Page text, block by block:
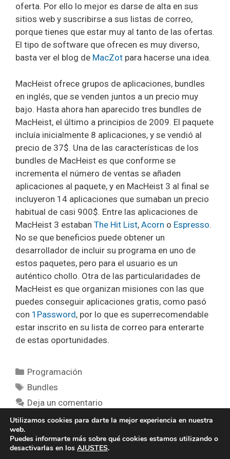
oferta. Por ello lo mejor es darse de alta en sus
sitios web y suscribirse a sus listas de correo,
porque tienes que estar muy al tanto de las ofertas.
El tipo de software que ofrecen es muy diverso,
basta ver el blog de MacZot para hacerse una idea.
MacHeist ofrece grupos de aplicaciones, bundles
en inglés, que se venden juntos a un precio muy
bajo. Hasta ahora han aparecido tres bundles de
MacHeist, el último a principios de 2009. El paquete
incluía inicialmente 8 aplicaciones, y se vendió al
precio de 37$. Una de las características de los
bundles de MacHeist es que conforme se
incrementa el número de ventas se añaden
aplicaciones al paquete, y en MacHeist 3 al final se
incluyeron 14 aplicaciones que sumaban un precio
habitual de casi 900$. Entre las aplicaciones de
MacHeist 3 estaban The Hit List, Acorn o Espresso.
No se que beneficios puede obtener un
desarrollador de incluir su programa en uno de
estos paquetes, pero para el usuario es un
auténtico chollo. Otra de las particularidades de
MacHeist es que organizan misiones con las que
puedes conseguir aplicaciones gratis, como pasó
con 1Password, por lo que es superrecomendable
estar inscrito en su lista de correo para enterarte
de estas oportunidades.
Categorías
Programación
Etiquetas
Bundles
Deja un comentario
Utilizamos cookies para darte la mejor experiencia en nuestra
web.
Puedes informarte más sobre qué cookies estamos utilizando o
desactivarlas en los AJUSTES.